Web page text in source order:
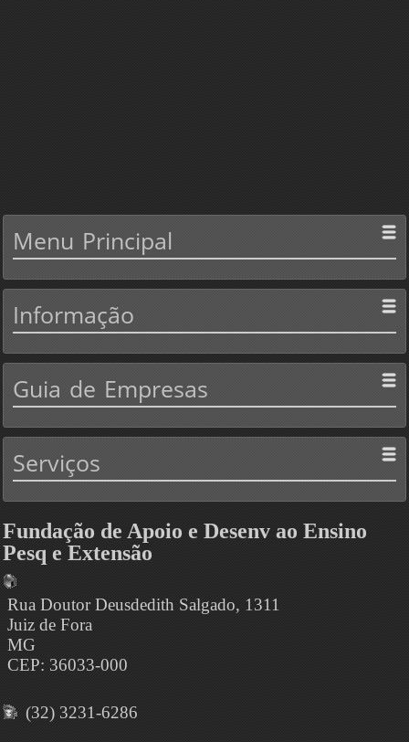
Menu Principal
Informação
Guia de Empresas
Serviços
Fundação de Apoio e Desenv ao Ensino
Pesq e Extensão
Rua Doutor Deusdedith Salgado, 1311
Juiz de Fora
MG
CEP: 36033-000
(32) 3231-6286